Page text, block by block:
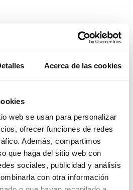
Acerca de las cookies
web se usan para personalizar
ofrecer funciones de redes
Además, compartimos
que haga del sitio web con
sociales, publicidad y análisis
con otra información